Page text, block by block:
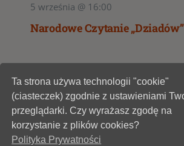
5 września @ 16:00
Narodowe Czytanie „Dziadów”
1
Ta strona używa technologii "cookie"
(ciasteczek) zgodnie z ustawieniami
przeglądarki. Czy wyrażasz zgodę na
korzystanie z plików cookies?
Polityka Prywatności